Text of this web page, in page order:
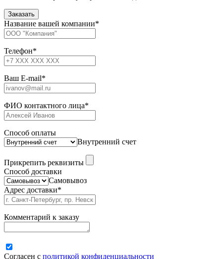
Название вашей компании*
Телефон*
Ваш E-mail*
ФИО контактного лица*
Способ оплаты
Внутренний счет
Прикрепить реквизиты
Способ доставки
Самовывоз
Адрес доставки*
Комментарий к заказу
Согласен с политикой конфиденциальности